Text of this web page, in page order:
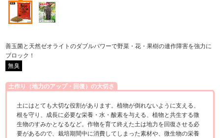
善玉菌と天然ゼオライトのダブルパワーで野菜・花・果樹の連作障害を強力に
ブロック！
無臭
土作り（地力のアップ・回復）の大切さ
土にはとても大切な役割があります。植物が倒れないように支える、
根を守り、成長に必要な栄養・水・酸素を与える、植物と共生する微
生物のすみかとなるなど。作物を育て終えた土は地力を回復させる必
要があるので、栽培期間中に消費してしまった素材や、微生物の栄養